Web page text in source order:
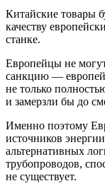
Китайские товары
качеству
станке.
Европейцы не
санкцию —
не только
и замерзли бы до
Именно поэтому
источников
альтернативных
трубопроводов,
не существует.